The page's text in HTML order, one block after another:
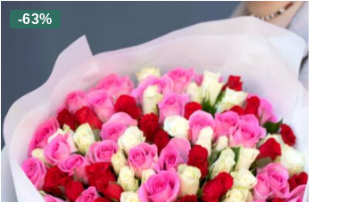
-63%